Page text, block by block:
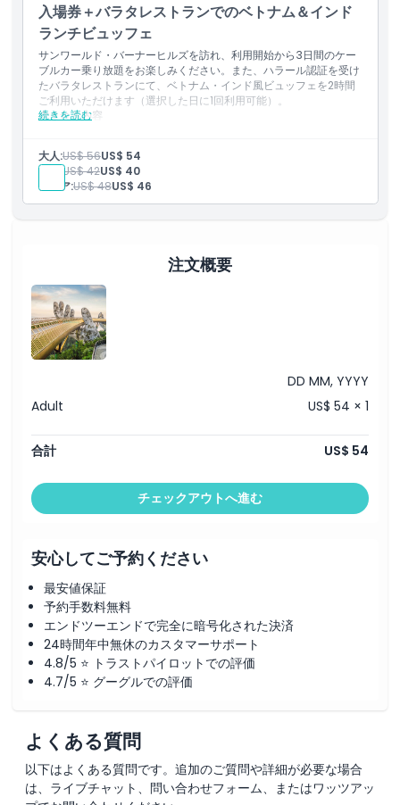
キャンセルポリシー
入場券＋バラタレストランでのベトナム＆インド
ランチビュッフェ
サンワールド・バーナーヒルズを訪れ、利用開始から3日間のケー
ブルカー乗り放題をお楽しみください。また、ハラール認証を受け
たバラタレストランにて、ベトナム・インド風ビュッフェを2時間
ご利用いただけます（選択した日に1回利用可能）。
続きを読む
含まれる内容
インドビュッフェ、ハラール認証）、選択した日に一回利用可
能：メニュー
利用開始から連続3日間、ケーブルカー乗り放題（チケットの
印字された有効期間内）
大人:US$ 56US$ 54
子供: US$ 42US$ 40
シニア:US$ 48US$ 46
注文概要
DD MM, YYYY
Adult
US$ 54 × 1
合計 US$ 54
チェックアウトへ進む
安心してご予約ください
最安値保証
予約手数料無料
エンドツーエンドで完全に暗号化された決済
24時間年中無休のカスタマーサポート
4.8/5 ⭐ トラストパイロットでの評価
4.7/5 ⭐ グーグルでの評価
よくある質問
以下はよくある質問です。追加のご質問や詳細が必要な場合
は、ライブチャット、問い合わせフォーム、またはワッツアッ